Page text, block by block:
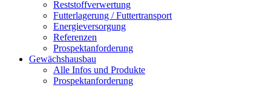
Reststoffverwertung
Futterlagerung / Futtertransport
Energieversorgung
Referenzen
Prospektanforderung
Gewächshausbau
Alle Infos und Produkte
Prospektanforderung